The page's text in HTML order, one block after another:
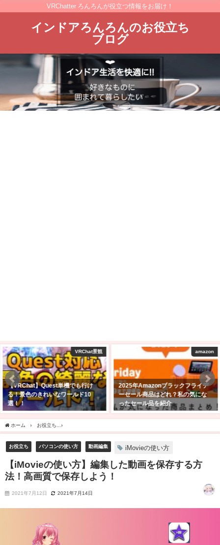
VRChatter ろんろんが役立つ情報をお届け！
インドアろんろんのお役立ち
ブログ
amazon
2025年Amazonブラックフライデ
ーセール商品はどれ？私の気にな
ったセール品を紹介
VRChat ワールド制作
VRChatで自分のワールドを作ろ
う！アバターのアップロードがで
きる方向け！【Unity2022】
ホーム お役立ち
お役立ち パソコンの使い方 動画編集 iMovieの使い方
【iMovieの使い方】編集した動画を保存する方
法！高画質で保存しよう！
2021年7月12日 2021年7月14日